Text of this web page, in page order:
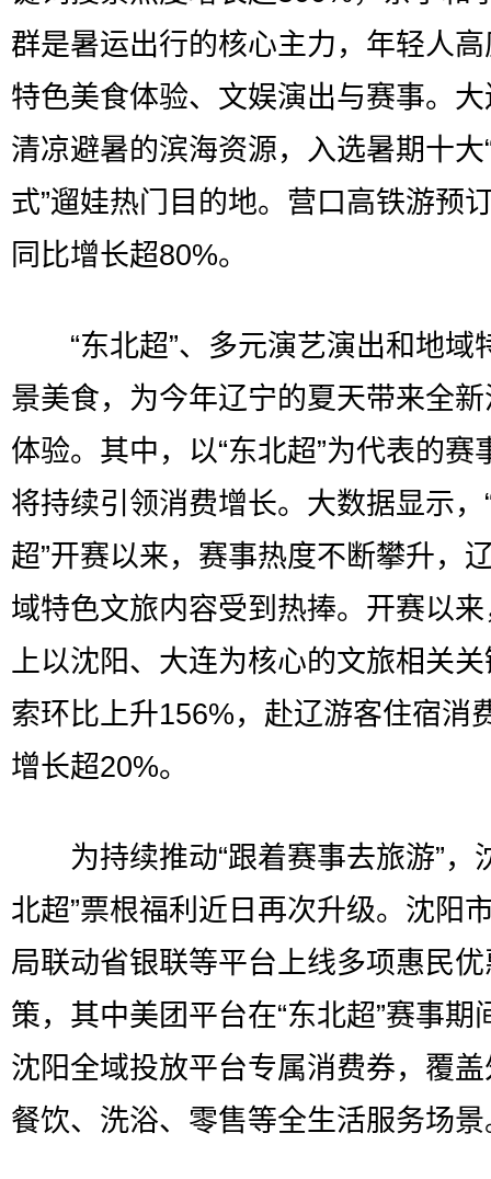
群是暑运出行的核心主力，年轻人
特色美食体验、文娱演出与赛事。
清凉避暑的滨海资源，入选暑期十大
式”遛娃热门目的地。营口高铁游预
同比增长超80%。
“东北超”、多元演艺演出和地域
景美食，为今年辽宁的夏天带来全
体验。其中，以“东北超”为代表的赛
将持续引领消费增长。大数据显示，
超”开赛以来，赛事热度不断攀升，
域特色文旅内容受到热捧。开赛以
上以沈阳、大连为核心的文旅相关
索环比上升156%，赴辽游客住宿消
增长超20%。
为持续推动“跟着赛事去旅游”，
北超”票根福利近日再次升级。沈阳
局联动省银联等平台上线多项惠民
策，其中美团平台在“东北超”赛事期
沈阳全域投放平台专属消费券，覆
餐饮、洗浴、零售等全生活服务场景